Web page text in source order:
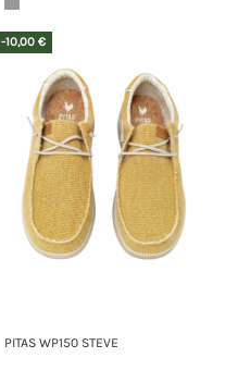
-10,00 €
PITAS WP150 STEVE